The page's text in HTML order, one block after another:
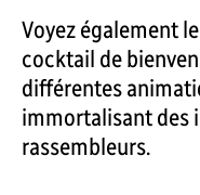
Voyez également
cocktail de
différentes
immortalisant des
rassembleurs.